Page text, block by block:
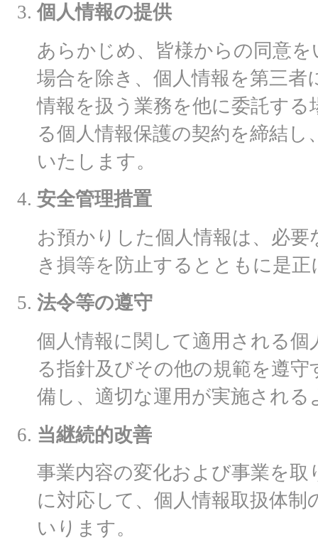
個人情報の提供
あらかじめ、皆様からの同意
場合を除き、個人情報を第三
情報を扱う業務を他に委託す
る個人情報保護の契約を締結
いたします。
安全管理措置
お預かりした個人情報は、必
き損等を防止するとともに是
法令等の遵守
個人情報に関して適用される
る指針及びその他の規範を遵
備し、適切な運用が実施される
当継続的改善
事業内容の変化および事業を取
に対応して、個人情報取扱体
いります。